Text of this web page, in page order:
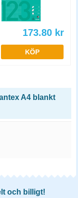
173.80 kr
KÖP
A4 blankt
och billigt!